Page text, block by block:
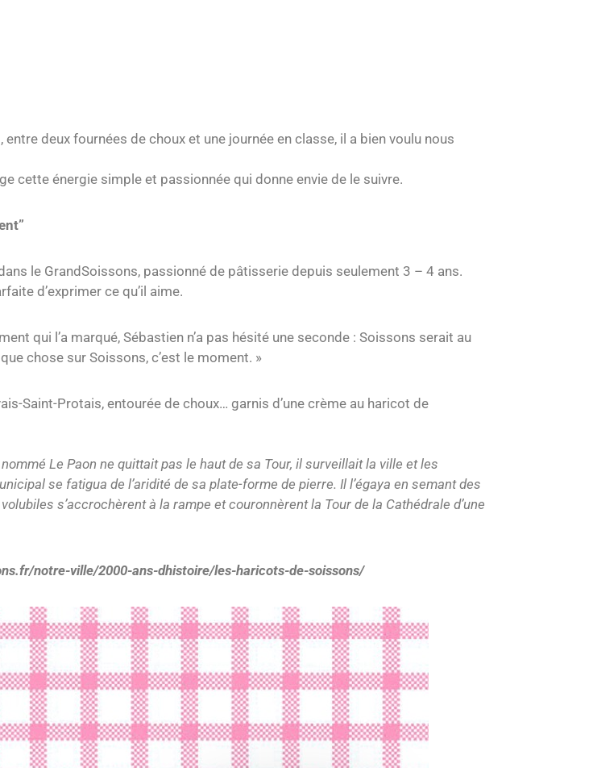
entre deux fournées de choux et une journée en classe, il a bien voulu nous
cette énergie simple et passionnée qui donne envie de le suivre.
le GrandSoissons, passionné de pâtisserie depuis seulement 3 – 4 ans.
d’exprimer ce qu’il aime.
qui l’a marqué, Sébastien n’a pas hésité une seconde : Soissons serait au
chose sur Soissons, c’est le moment. »
Saint-Protais, entourée de choux… garnis d’une crème au haricot de
Le Paon ne quittait pas le haut de sa Tour, il surveillait la ville et les
se fatigua de l’aridité de sa plate-forme de pierre. Il l’égaya en semant des
s’accrochèrent à la rampe et couronnèrent la Tour de la Cathédrale d’une
notre-ville/2000-ans-dhistoire/les-haricots-de-soissons/